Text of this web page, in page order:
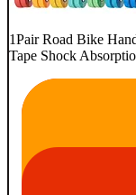
1Pair Road Bike
Tape Shock